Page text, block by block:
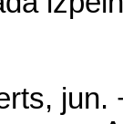
jun.